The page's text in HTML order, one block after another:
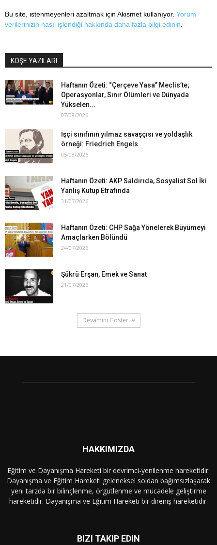
Bu site, istenmeyenleri azaltmak için Akismet kullanıyor. Yorum
verilerinizin nasıl işlendiği hakkında daha fazla bilgi edinin
KÖŞE YAZILARI
Haftanın Özeti: “Çerçeve Yasa” Meclis’te;
Operasyonlar, Sınır Ölümleri ve Dünyada
Yükselen...
07/08/2026
İşçi sınıfının yılmaz savaşçısı ve yoldaşlık
örneği: Friedrich Engels
05/08/2026
Haftanın Özeti: AKP Saldırıda, Sosyalist Sol İki
Yanlış Kutup Etrafında
31/07/2026
Haftanın Özeti: CHP Sağa Yönelerek Büyümeyi
Amaçlarken Bölündü
24/07/2026
Şükrü Erşan, Emek ve Sanat
21/07/2026
Devamını Göster
HAKKIMIZDA
Eğitim ve Dayanışma Hareketi bir devrimci-yenilenme hareketidir.
Dayanışma ve Eğitim Hareketi geleneksel soldan bağımsızlaşarak
yeni tarzda bir bilinçlenme, örgütlenme ve mücadele geliştirme
hareketidir. Dayanışma ve Eğitim Hareketi bir direniş hareketidir.
BIZI TAKIP EDIN